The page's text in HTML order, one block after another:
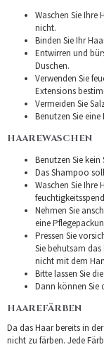
Waschen Sie Ihre
nicht.
Binden Sie Ihr
Entwirren und
Duschen.
Verwenden Sie
Extensions
Vermeiden Sie
Benutzen Sie
HAAREWASCHEN
Benutzen Sie
Das Shampoo
Waschen Sie Ihre
Nehmen Sie
eine
Pressen Sie
Sie behutsam
nicht mit dem
Bitte lassen Sie
Dann können Sie
HAAREFÄRBEN
Da das Haar bereits in
nicht zu färben. Jede